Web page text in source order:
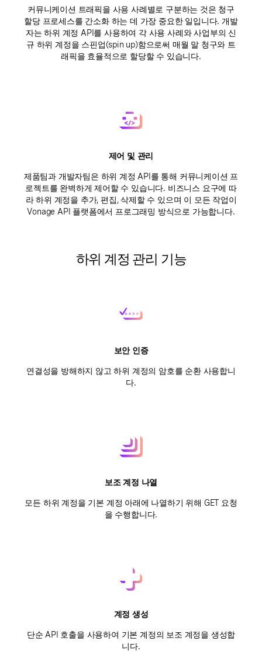
커뮤니케이션 트래픽을 사용 사례별로 구분하는 것은 청구
할당 프로세스를 간소화 하는 데 가장 중요한 일입니다. 개발
자는 하위 계정 API를 사용하여 각 사용 사례와 사업부의 신
규 하위 계정을 스핀업(spin up)함으로써 매월 말 청구와 트
래픽을 효율적으로 할당할 수 있습니다.
제어 및 관리
제품팀과 개발자팀은 하위 계정 API를 통해 커뮤니케이션 프
로젝트를 완벽하게 제어할 수 있습니다. 비즈니스 요구에 따
라 하위 계정을 추가, 편집, 삭제할 수 있으며 이 모든 작업이
Vonage API 플랫폼에서 프로그래밍 방식으로 가능합니다.
하위 계정 관리 기능
보안 인증
연결성을 방해하지 않고 하위 계정의 암호를 순환 사용합니
다.
보조 계정 나열
모든 하위 계정을 기본 계정 아래에 나열하기 위해 GET 요청
을 수행합니다.
계정 생성
단순 API 호출을 사용하여 기본 계정의 보조 계정을 생성합
니다.